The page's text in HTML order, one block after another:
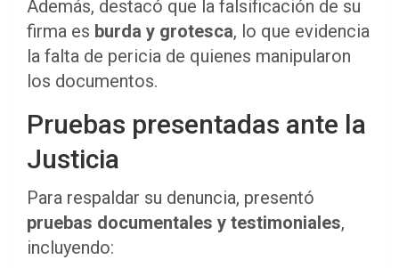
Además, destacó que la falsificación de su
firma es burda y grotesca, lo que evidencia
la falta de pericia de quienes manipularon
los documentos.
Pruebas presentadas ante la
Justicia
Para respaldar su denuncia, presentó
pruebas documentales y testimoniales,
incluyendo: